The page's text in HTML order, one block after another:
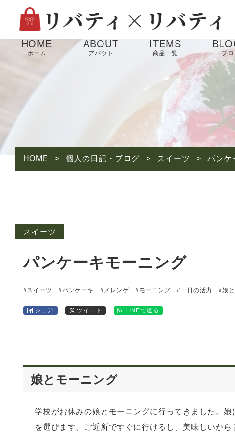
HOME
ホーム
ABOUT
アバウト
ITEMS
商品一覧 ブ
お知
ブロ
HOME > 個人の日記・ブログ > スイーツ > パンケ
スイーツ
パンケーキモーニング
#スイーツ #パンケーキ #メレンゲ #モーニング #一日の活力 #娘
シェア ツイート LINEで送る
娘とモーニング
学校がお休みの娘とモーニングに行ってきました。娘
を選びます。ご近所ですぐに行けるし、美味しいか